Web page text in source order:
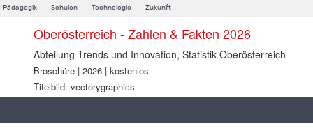
Pädagogik Schulen Technologie Zukunft
Oberösterreich - Zahlen & Fakten 2026
Abteilung Trends und Innovation, Statistik Oberösterreich
Broschüre | 2026 | kostenlos
Titelbild: vectorygraphics